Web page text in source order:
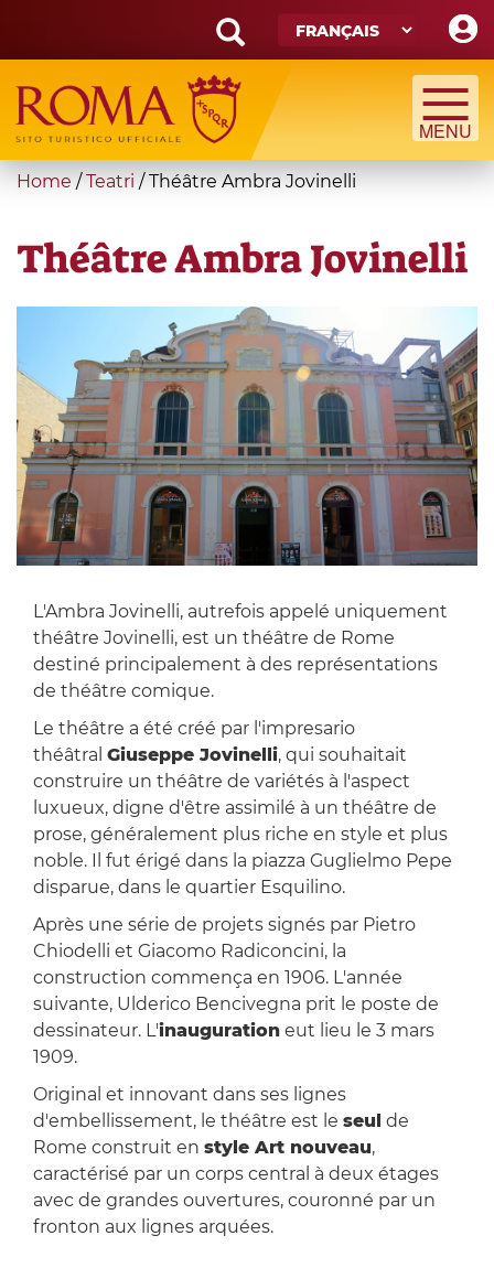
main
content
Search
form
Recherche
You
here
Home / Teatri /Théâtre Ambra Jovinelli
Théâtre Ambra Jovinelli
L'Ambra Jovinelli, autrefois appelé uniquement
théâtre Jovinelli, est un théâtre de Rome
destiné principalement à des représentations
de théâtre comique.
Le théâtre a été créé par l'impresario
théâtral Giuseppe Jovinelli, qui souhaitait
construire un théâtre de variétés à l'aspect
luxueux, digne d'être assimilé à un théâtre de
prose, généralement plus riche en style et plus
noble. Il fut érigé dans la piazza Guglielmo Pepe
disparue, dans le quartier Esquilino.
Après une série de projets signés par Pietro
Chiodelli et Giacomo Radiconcini, la
construction commença en 1906. L'année
suivante, Ulderico Bencivegna prit le poste de
dessinateur. L'inaugurationeut lieu le 3 mars
1909.
Original et innovant dans ses lignes
d'embellissement, le théâtre est le seul de
Rome construit en style Art nouveau,
caractérisé par un corps central à deux étages
avec de grandes ouvertures, couronné par un
fronton aux lignes arquées.